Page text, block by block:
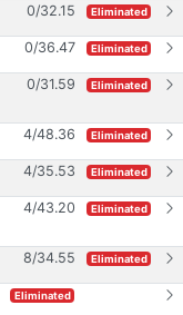
0/32.15 Eliminated
0/36.47 Eliminated
0/31.59 Eliminated
4/48.36 Eliminated
4/35.53 Eliminated
4/43.20 Eliminated
8/34.55 Eliminated
Eliminated